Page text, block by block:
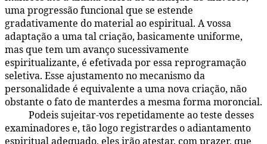
uma progressão funcional que se estende
gradativamente do material ao espiritual. A vossa
adaptação a uma tal criação, basicamente uniforme,
mas que tem um avanço sucessivamente
espiritualizante, é efetivada por essa reprogramação
seletiva. Esse ajustamento no mecanismo da
personalidade é equivalente a uma nova criação, não
obstante o fato de manterdes a mesma forma moroncial.
Podeis sujeitar-vos repetidamente ao teste desses
examinadores e, tão logo registrardes o adiantamento
espiritual adequado, eles irão atestar, com prazer, que